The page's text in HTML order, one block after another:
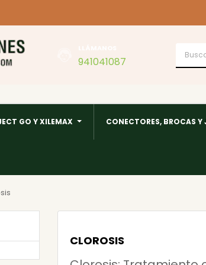
941041087
GO Y XILEMAX CONECTORES, BROCAS Y
CLOROSIS